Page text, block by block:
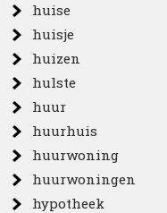
huise
huisje
huizen
hulste
huur
huurhuis
huurwoning
huurwoningen
hypotheek